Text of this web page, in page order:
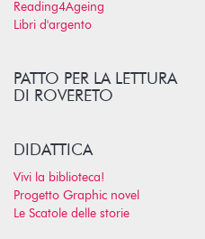
Reading4Ageing
Libri d'argento
PATTO PER LA LETTURA
DI ROVERETO
DIDATTICA
Vivi la biblioteca!
Progetto Graphic novel
Le Scatole delle storie